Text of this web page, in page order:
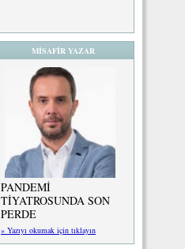
MİSAFİR YAZAR
PANDEMİ
TİYATROSUNDA SON
PERDE
» Yazıyı okumak için tıklayın